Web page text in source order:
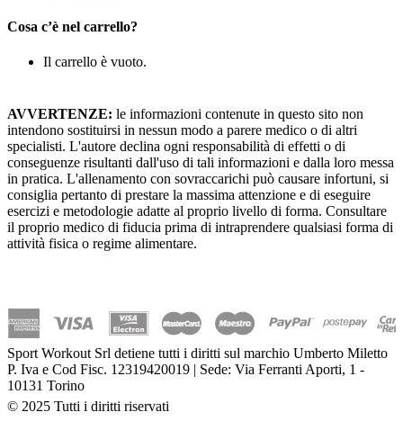
Cosa c’è nel carrello?
Il carrello è vuoto.
AVVERTENZE: le informazioni contenute in questo sito non
intendono sostituirsi in nessun modo a parere medico o di altri
specialisti. L'autore declina ogni responsabilità di effetti o di
conseguenze risultanti dall'uso di tali informazioni e dalla loro messa
in pratica. L'allenamento con sovraccarichi può causare infortuni, si
consiglia pertanto di prestare la massima attenzione e di eseguire
esercizi e metodologie adatte al proprio livello di forma. Consultare
il proprio medico di fiducia prima di intraprendere qualsiasi forma di
attività fisica o regime alimentare.
Sport Workout Srl detiene tutti i diritti sul marchio Umberto Miletto
P. Iva e Cod Fisc. 12319420019 | Sede: Via Ferranti Aporti, 1 -
10131 Torino
© 2025 Tutti i diritti riservati